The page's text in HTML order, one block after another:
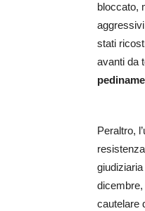
bloccato,
stati
avanti da
Peraltro,
cautelare